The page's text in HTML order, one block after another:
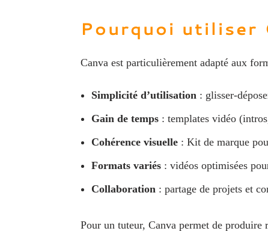
Pourquoi utiliser
Canva est particulièrement adapté aux
Simplicité d’utilisation :
Gain de temps : templates vidéo
Cohérence visuelle : Kit de marque
Formats variés : vidéos optimisées
Collaboration : partage de projets et
Pour un tuteur, Canva permet de produire